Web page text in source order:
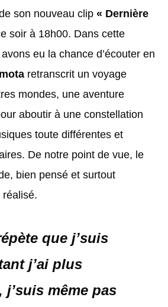
son nouveau clip « Dernière
soir à 18h00. Dans cette
eu la chance d’écouter en
retranscrit un voyage
mondes, une aventure
aboutir à une constellation
toute différentes et
De notre point de vue, le
bien pensé et surtout
que j’suis
j’ai plus
j’suis même pas